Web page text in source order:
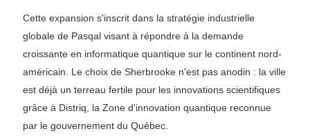
Cette expansion s'inscrit dans la stratégie industrielle
globale de Pasqal visant à répondre à la demande
croissante en informatique quantique sur le continent nord-
américain. Le choix de Sherbrooke n'est pas anodin : la ville
est déjà un terreau fertile pour les innovations scientifiques
grâce à Distriq, la Zone d'innovation quantique reconnue
par le gouvernement du Québec.